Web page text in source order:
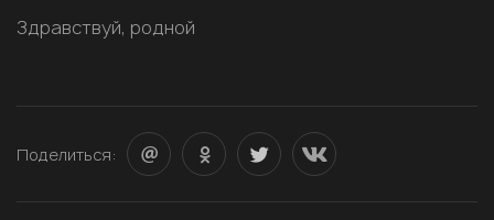
Здравствуй, родной
Поделиться: